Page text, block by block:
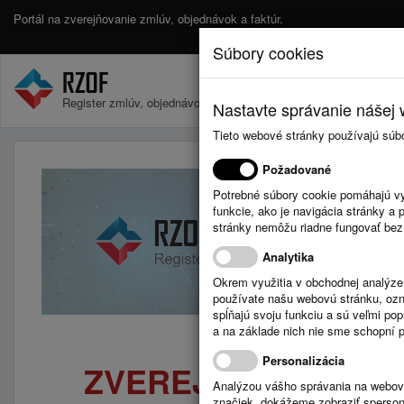
Portál na zverejňovanie zmlúv, objednávok a faktúr.
Register zmlúv, objednávok a faktúr.
ZVEREJNITE SVOJE
Súbory cookies
Nastavte správanie
Tieto webové stránky používajú
Požadované
Potrebné súbory cookie pomáhajú
funkcie, ako je navigácia stránky a
stránky nemôžu riadne fungovať
Analytika
Okrem využitia v obchodnej
používate našu webovú stránku,
spĺňajú svoju funkciu a sú veľmi
a na základe nich nie sme schopní
Personalizácia
Analýzou vášho správania na